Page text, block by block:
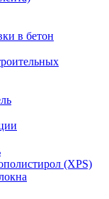
в бетон
(XPS)